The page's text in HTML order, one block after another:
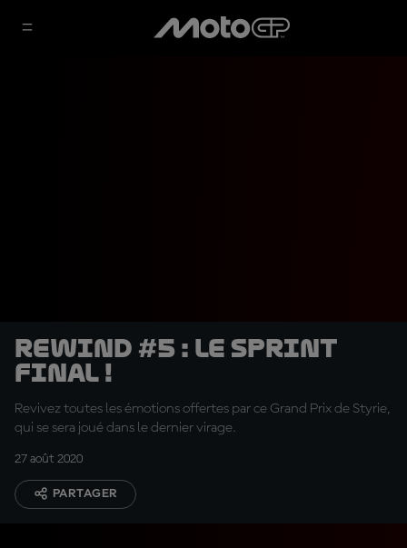
Rewind #5 : Le sprint
final !
Revivez toutes les émotions offertes par ce Grand Prix de Styrie,
qui se sera joué dans le dernier virage.
27 août 2020
PARTAGER